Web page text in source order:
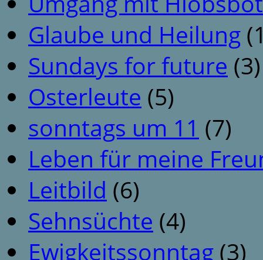
Glaube und Heilung
Sundays for future (3)
Osterleute (5)
sonntags um 11 (7)
Leben für meine
Leitbild (6)
Sehnsüchte (4)
Ewigkeitssonntag (3)